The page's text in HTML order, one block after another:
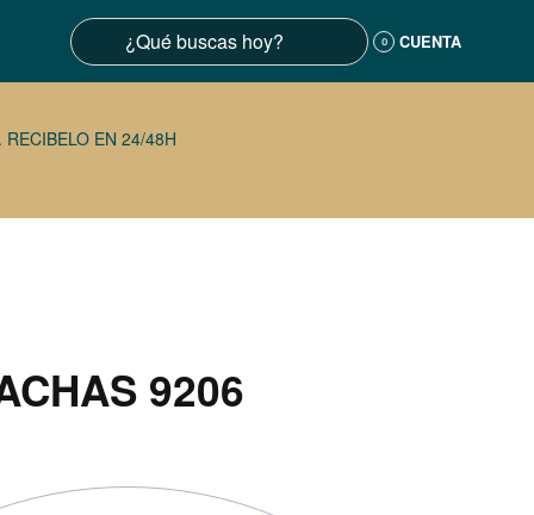
0 CUENTA
EN 24/48H
9206